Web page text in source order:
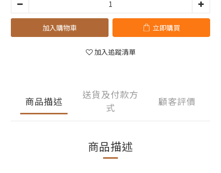
加入購物車 立即購買
加入追蹤清單
商品描述
送貨及付款方
式
顧客評價
商品描述